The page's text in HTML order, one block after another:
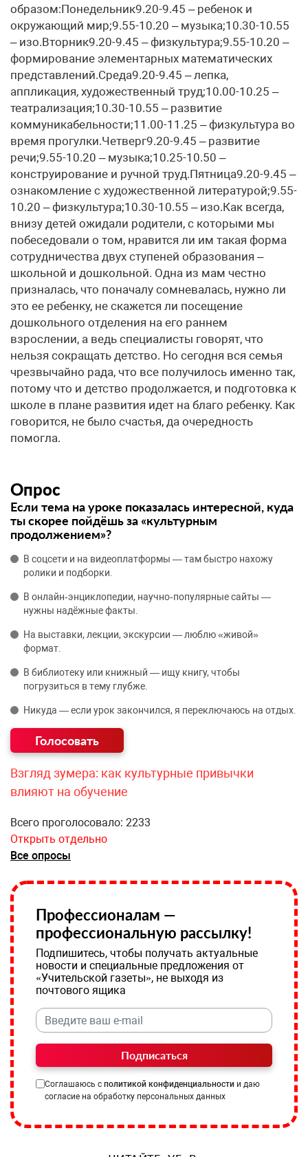
образом:Понедельник9.20-9.45 – ребенок и
окружающий мир;9.55-10.20 – музыка;10.30-10.55
– изо.Вторник9.20-9.45 – физкультура;9.55-10.20 –
формирование элементарных математических
представлений.Среда9.20-9.45 – лепка,
аппликация, художественный труд;10.00-10.25 –
театрализация;10.30-10.55 – развитие
коммуникабельности;11.00-11.25 – физкультура во
время прогулки.Четверг9.20-9.45 – развитие
речи;9.55-10.20 – музыка;10.25-10.50 –
конструирование и ручной труд.Пятница9.20-9.45 –
ознакомление с художественной литературой;9.55-
10.20 – физкультура;10.30-10.55 – изо.Как всегда,
внизу детей ожидали родители, с которыми мы
побеседовали о том, нравится ли им такая форма
сотрудничества двух ступеней образования –
школьной и дошкольной. Одна из мам честно
призналась, что поначалу сомневалась, нужно ли
это ее ребенку, не скажется ли посещение
дошкольного отделения на его раннем
взрослении, а ведь специалисты говорят, что
нельзя сокращать детство. Но сегодня вся семья
чрезвычайно рада, что все получилось именно так,
потому что и детство продолжается, и подготовка к
школе в плане развития идет на благо ребенку. Как
говорится, не было счастья, да очередность
помогла.
Опрос
Если тема на уроке показалась интересной, куда
ты скорее пойдёшь за «культурным
продолжением»?
В соцсети и на видеоплатформы — там быстро нахожу
ролики и подборки.
В онлайн‑энциклопедии, научно‑популярные сайты —
нужны надёжные факты.
На выставки, лекции, экскурсии — люблю «живой»
формат.
В библиотеку или книжный — ищу книгу, чтобы
погрузиться в тему глубже.
Никуда — если урок закончился, я переключаюсь на отдых.
Взгляд зумера: как культурные привычки
влияют на обучение
Всего проголосовало: 2233
Открыть отдельно
Все опросы
Профессионалам —
профессиональную рассылку!
Подпишитесь, чтобы получать актуальные
новости и специальные предложения от
«Учительской газеты», не выходя из
почтового ящика
Подписаться
Соглашаюсь с политикой конфиденциальности и даю
согласие на обработку персональных данных